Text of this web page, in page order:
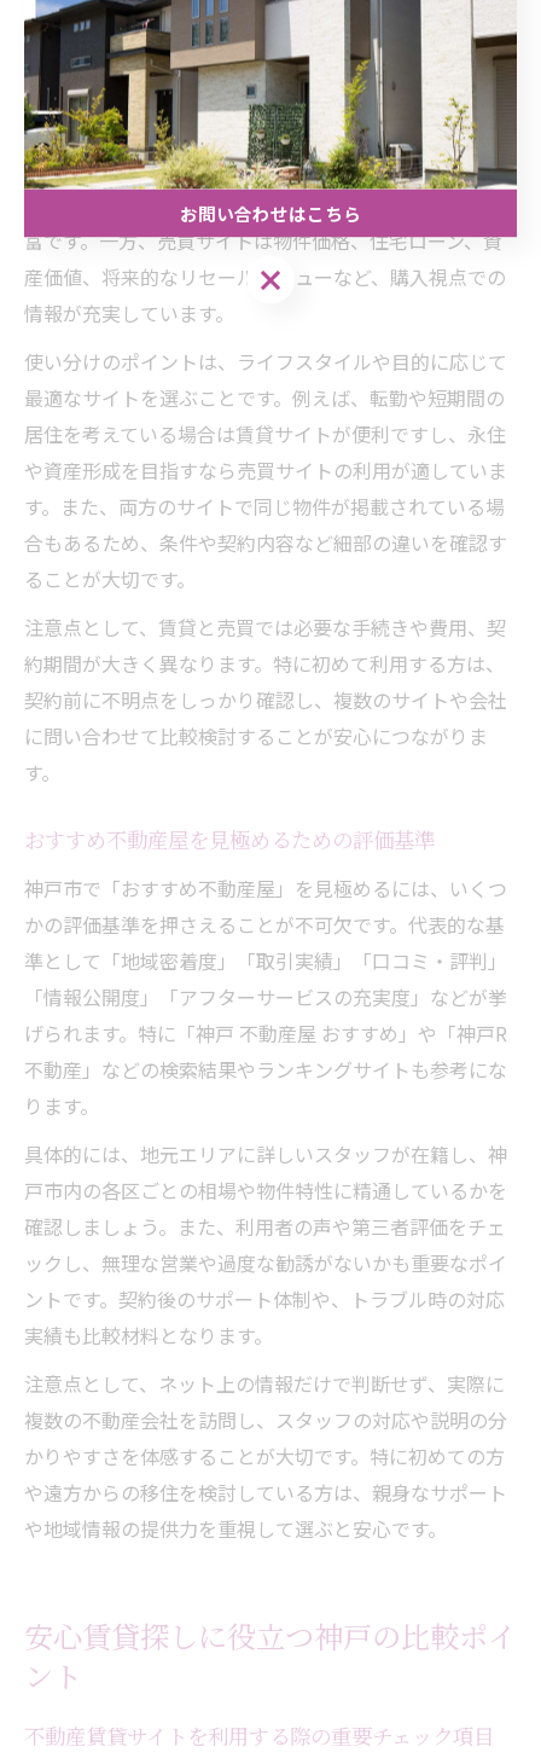
不動産賃貸と売買サイトの違いと使い分けポイント
神戸市で不動産を探す際、「賃貸サイト」と「売買サイ
ト」では掲載物件やサービス内容が大きく異なります。
賃貸サイトは「神戸 不動産 賃貸」などで検索でき、家
賃、敷金・礼金、初期費用、入居可能日などの情報が豊
富です。一方、売買サイトは物件価格、住宅ローン、資
産価値、将来的なリセールバリューなど、購入視点での
情報が充実しています。
使い分けのポイントは、ライフスタイルや目的に応じて
最適なサイトを選ぶことです。例えば、転勤や短期間の
居住を考えている場合は賃貸サイトが便利ですし、永住
や資産形成を目指すなら売買サイトの利用が適していま
す。また、両方のサイトで同じ物件が掲載されている場
合もあるため、条件や契約内容など細部の違いを確認す
ることが大切です。
注意点として、賃貸と売買では必要な手続きや費用、契
約期間が大きく異なります。特に初めて利用する方は、
契約前に不明点をしっかり確認し、複数のサイトや会社
に問い合わせて比較検討することが安心につながりま
す。
おすすめ不動産屋を見極めるための評価基準
神戸市で「おすすめ不動産屋」を見極めるには、いくつ
かの評価基準を押さえることが不可欠です。代表的な基
準として「地域密着度」「取引実績」「口コミ・評判」
「情報公開度」「アフターサービスの充実度」などが挙
げられます。特に「神戸 不動産屋 おすすめ」や「神戸R
不動産」などの検索結果やランキングサイトも参考にな
ります。
具体的には、地元エリアに詳しいスタッフが在籍し、神
戸市内の各区ごとの相場や物件特性に精通しているかを
確認しましょう。また、利用者の声や第三者評価をチェ
ックし、無理な営業や過度な勧誘がないかも重要なポイ
ントです。契約後のサポート体制や、トラブル時の対応
実績も比較材料となります。
注意点として、ネット上の情報だけで判断せず、実際に
複数の不動産会社を訪問し、スタッフの対応や説明の分
かりやすさを体感することが大切です。特に初めての方
や遠方からの移住を検討している方は、親身なサポート
や地域情報の提供力を重視して選ぶと安心です。
安心賃貸探しに役立つ神戸の比較ポイ
ント
不動産賃貸サイトを利用する際の重要チェック項目
お問い合わせはこちら
お問い合わせはこちら